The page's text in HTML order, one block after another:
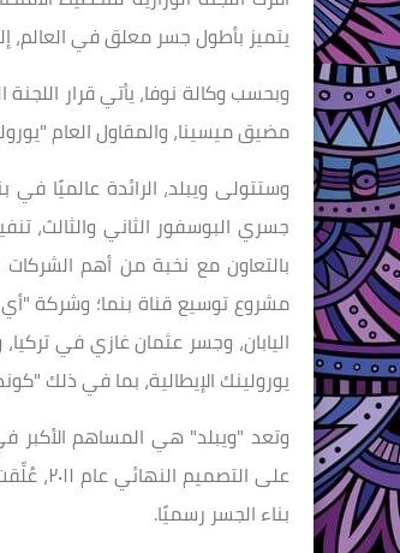
يتميز بأطول جسر معلق في العالم،
وبحسب وكالة نوفا، يأتي قرار
مضيق ميسينا، والمقاول العام "يورولينك"
وستتولى ويبلد، الرائدة عالميًا
جسري البوسفور الثاني
بالتعاون مع نخبة من أهم
مشروع توسيع قناة بنما؛ وشركة
اليابان، وجسر عثمان غازي في
يورولينك الإيطالية، بما في ذلك
بناء الجسر رسميًا.